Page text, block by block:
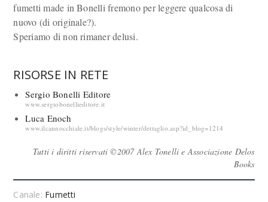
fumetti made in Bonelli fremono per leggere qualcosa di
nuovo (di originale?).
Speriamo di non rimaner delusi.
RISORSE IN RETE
Sergio Bonelli Editore
www.sergiobonellieditore.it
Luca Enoch
www.ilcannocchiale.it/blogs/style/winter/dettaglio.asp?id_blog=1214
Tutti i diritti riservati ©2007 Alex Tonelli e Associazione Delos
Books
Canale: Fumetti